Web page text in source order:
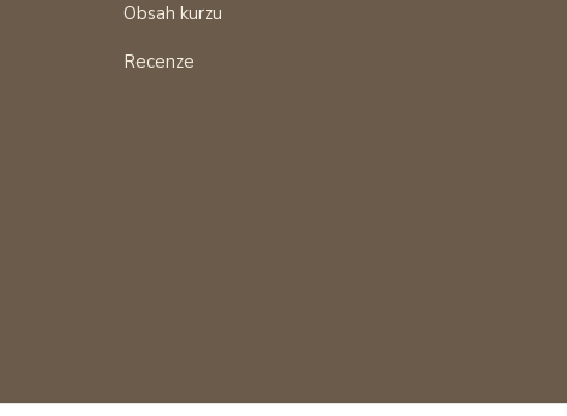
Obsah kurzu
Recenze